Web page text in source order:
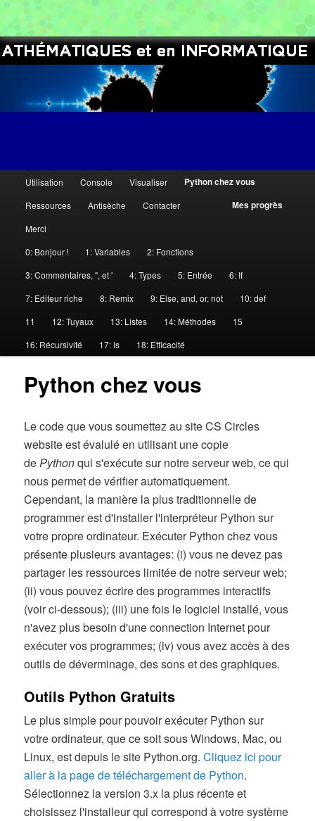
[Free Online Python Course]
p
Aller
contenu
principal
Aller
contenu
secondaire
Utilisation Console Visualiser Python chez vous
Ressources Antisèche Contacter Mes progrès
Merci
0: Bonjour !
1: Variables
2: Fonctions
3: Commentaires, ", et '
4: Types 5: Entrée
6: If
7: Editeur riche
8: Remix 9: Else, and, or, not
10: def
11
12: Tuyaux 13: Listes 14: Méthodes
15
16: Récursivité
17: Is 18: Efficacité
Python chez vous
Le code que vous soumettez au site CS Circles
website est évalulé en utilisant une copie
dePythonqui s'exécute sur notre serveur web, ce qui
nous permet de vérifier automatiquement.
Cependant, la manière la plus traditionnelle de
programmer est d'installer l'interpréteur Python sur
votre propre ordinateur. Exécuter Python chez vous
présente plusieurs avantages: (i) vous ne devez pas
partager les ressources limitée de notre serveur web;
(ii) vous pouvez écrire des programmes interactifs
(voir ci-dessous); (iii) une fois le logiciel installé, vous
n'avez plus besoin d'une connection Internet pour
exécuter vos programmes; (iv) vous avez accès à des
outils de déverminage, des sons et des graphiques.
Outils Python Gratuits
Le plus simple pour pouvoir exécuter Python sur
votre ordinateur, que ce soit sous Windows, Mac, ou
Linux, est depuis le site Python.org.Cliquez ici pour
aller à la page de téléchargement de Python.
Sélectionnez la version 3.x la plus récente et
choisissez l'installeur qui correspond à votre système
Cercles informatiques